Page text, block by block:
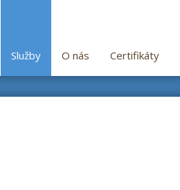
Služby O nás Certifikáty